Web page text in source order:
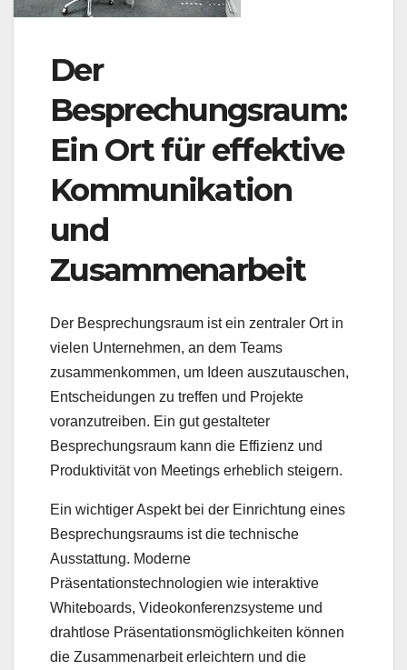
Der
Besprechungsraum:
Ein Ort für effektive
Kommunikation
und
Zusammenarbeit
Der Besprechungsraum ist ein zentraler Ort in
vielen Unternehmen, an dem Teams
zusammenkommen, um Ideen auszutauschen,
Entscheidungen zu treffen und Projekte
voranzutreiben. Ein gut gestalteter
Besprechungsraum kann die Effizienz und
Produktivität von Meetings erheblich steigern.
Ein wichtiger Aspekt bei der Einrichtung eines
Besprechungsraums ist die technische
Ausstattung. Moderne
Präsentationstechnologien wie interaktive
Whiteboards, Videokonferenzsysteme und
drahtlose Präsentationsmöglichkeiten können
die Zusammenarbeit erleichtern und die